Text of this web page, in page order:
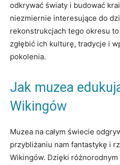
odkrywać światy i budować
niezmiernie interesujące do
rekonstrukcjach tego okresu to
zgłębić ich kulturę, tradycje i
pokolenia.
Jak muzea
Wikingów
Muzea na całym świecie
przybliżaniu nam fantastykę i
Wikingów. Dzięki różnorodnym